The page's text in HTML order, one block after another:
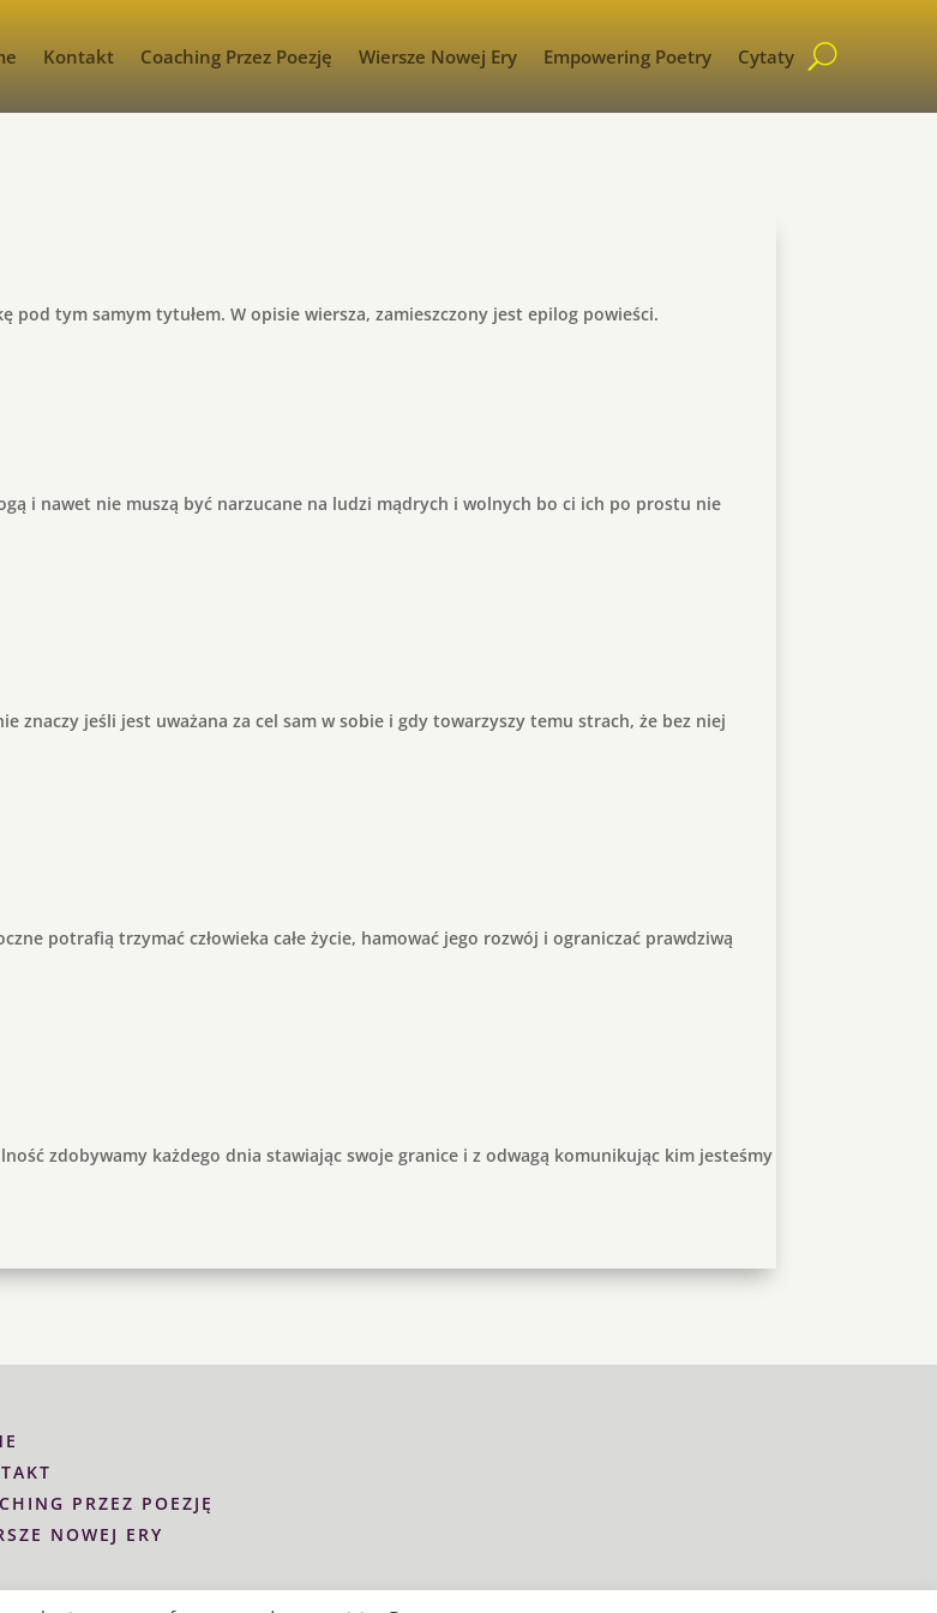
Kontakt Coaching Przez Poezję Wiersze Nowej Ery Empowering Poetry Cytaty
pod tym samym tytułem. W opisie wiersza, zamieszczony jest epilog powieści.
i nawet nie muszą być narzucane na ludzi mądrych i wolnych bo ci ich po prostu nie
znaczy jeśli jest uważana za cel sam w sobie i gdy towarzyszy temu strach, że bez niej
potrafią trzymać człowieka całe życie, hamować jego rozwój i ograniczać prawdziwą
zdobywamy każdego dnia stawiając swoje granice i z odwagą komunikując kim jesteśmy
PRZEZ POEZJĘ
NOWEJ ERY